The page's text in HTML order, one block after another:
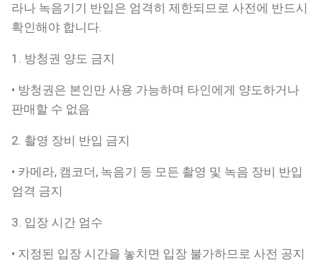
라나 녹음기기 반입은 엄격히 제한되므로 사전에 반드시
확인해야 합니다.
1. 방청권 양도 금지
• 방청권은 본인만 사용 가능하며 타인에게 양도하거나
판매할 수 없음
2. 촬영 장비 반입 금지
• 카메라, 캠코더, 녹음기 등 모든 촬영 및 녹음 장비 반입
엄격 금지
3. 입장 시간 엄수
• 지정된 입장 시간을 놓치면 입장 불가하므로 사전 공지